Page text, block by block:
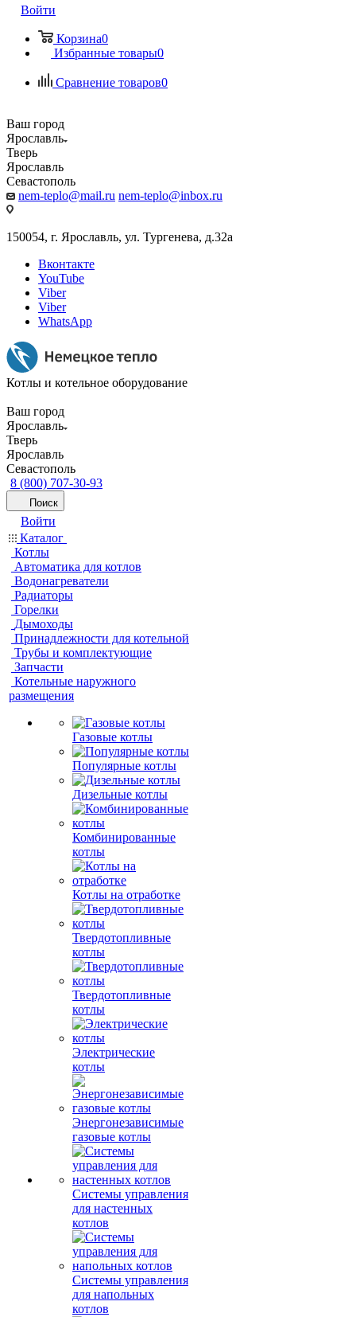
Войти
Корзина0
Избранные товары0
Сравнение товаров0
Ваш город
Ярославль
Тверь
Ярославль
Севастополь
nem-teplo@mail.ru nem-teplo@inbox.ru
150054, г. Ярославль, ул. Тургенева, д.32а
Вконтакте
YouTube
Viber
Viber
WhatsApp
Котлы и котельное оборудование
Ваш город
Ярославль
Тверь
Ярославль
Севастополь
8 (800) 707-30-93
Поиск
Войти
Каталог
Котлы
Автоматика для котлов
Водонагреватели
Радиаторы
Горелки
Дымоходы
Принадлежности для котельной
Трубы и комплектующие
Запчасти
Котельные наружного
размещения
Газовые котлы
Популярные котлы
Дизельные котлы
Комбинированные
котлы
Котлы на отработке
Твердотопливные
котлы
Твердотопливные
котлы
Электрические
котлы
Энергонезависимые
газовые котлы
Системы управления
для настенных
котлов
Системы управления
для напольных
котлов